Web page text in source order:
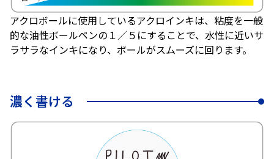
アクロボールに使用しているアクロインキは、粘度を一般
的な油性ボールペンの１／５にすることで、水性に近いサ
ラサラなインキになり、ボールがスムーズに回ります。
濃く書ける